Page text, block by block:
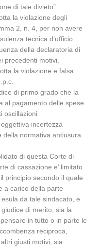
di tale divieto”.
la violazione degli
2, n. 4, per non avere
tecnica d’ufficio.
della declaratoria di
precedenti motivi.
la violazione e falsa
di primo grado che la
al pagamento delle spese
oscillazioni
incertezza
della normativa antiusura.
di questa Corte di
di cassazione e’ limitato
principio secondo il quale
a carico della parte
da tale sindacato, e
di merito, sia la
in tutto o in parte le
reciproca,
giusti motivi, sia